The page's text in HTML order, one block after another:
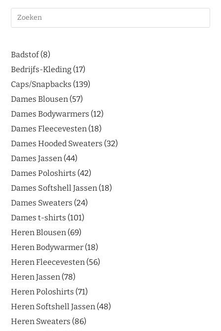
Badstof 8
Bedrijfs-Kleding 17
Caps/Snapbacks 139
Dames Blousen 57
Dames Bodywarmers 12
Dames Fleecevesten 18
Dames Hooded Sweaters 32
Dames Jassen 44
Dames Poloshirts 42
Dames Softshell Jassen 18
Dames Sweaters 24
Dames t-shirts 101
Heren Blousen 69
Heren Bodywarmer 18
Heren Fleecevesten 56
Heren Jassen 78
Heren Poloshirts 71
Heren Softshell Jassen 48
Heren Sweaters 86